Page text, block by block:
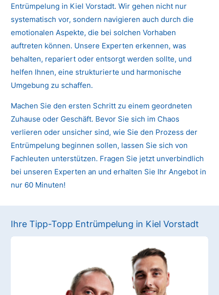
Entrümpelung in Kiel Vorstadt. Wir gehen nicht nur
systematisch vor, sondern navigieren auch durch die
emotionalen Aspekte, die bei solchen Vorhaben
auftreten können. Unsere Experten erkennen, was
behalten, repariert oder entsorgt werden sollte, und
helfen Ihnen, eine strukturierte und harmonische
Umgebung zu schaffen.
Machen Sie den ersten Schritt zu einem geordneten
Zuhause oder Geschäft. Bevor Sie sich im Chaos
verlieren oder unsicher sind, wie Sie den Prozess der
Entrümpelung beginnen sollen, lassen Sie sich von
Fachleuten unterstützen. Fragen Sie jetzt unverbindlich
bei unseren Experten an und erhalten Sie Ihr Angebot in
nur 60 Minuten!
Ihre Tipp-Topp Entrümpelung in Kiel Vorstadt